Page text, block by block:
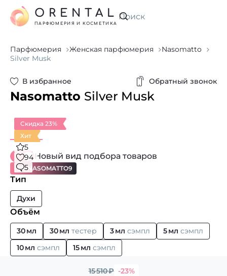
Искать
ORENTAL
ПАРФЮМЕРИЯ И КОСМЕТИКА
Парфюмерия Женская парфюмерия
Nasomatto
Silver Musk
В избранное Обратный звонок
Nasomatto Silver Musk
Скидка 23%
Хит
5
94
5
Новый вид подбора товаров
-9% NASOMATTO9
Тип
Духи
Объём
30 мл 30 мл тестер 3 мл сэмпл 5 мл сэмпл
10 мл сэмпл 15 мл сэмпл
15 510₽ -23%